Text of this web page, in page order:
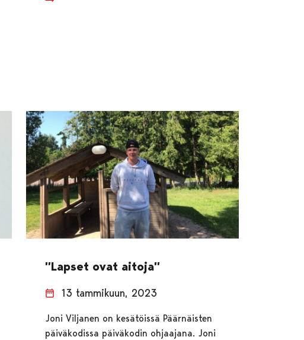
”Lapset ovat aitoja”
13 tammikuun, 2023
Joni Viljanen on kesätöissä Päärnäisten
päiväkodissa päiväkodin ohjaajana. Joni